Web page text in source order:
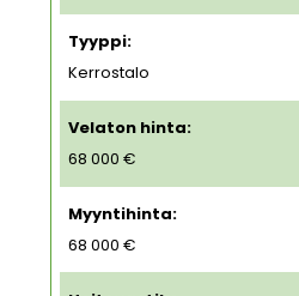
Tyyppi:
Kerrostalo
Velaton hinta:
68 000 €
Myyntihinta:
68 000 €